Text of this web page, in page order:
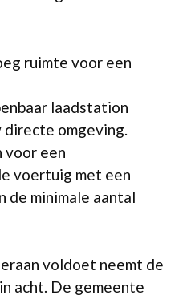
ruimte voor een
laadstation
omgeving.
voor een
voertuig met een
de minimale aantal
voldoet neemt de
acht. De gemeente